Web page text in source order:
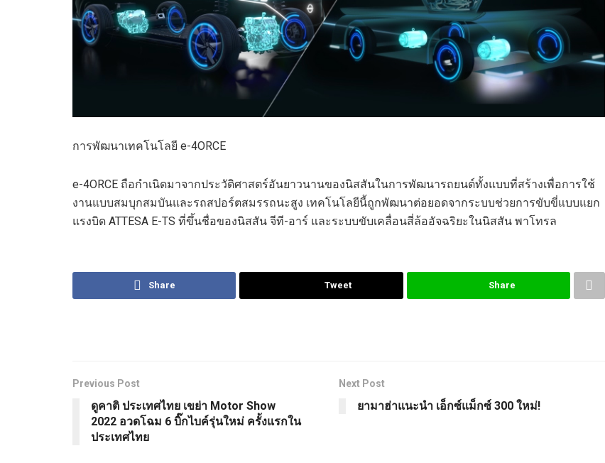
การพัฒนาเทคโนโลยี e-4ORCE
e-4ORCE ถือกำเนิดมาจากประวัติศาสตร์อันยาวนานของนิสสันในการพัฒนารถยนต์ทั้งแบบที่สร้างเพื่อการใช้
งานแบบสมบุกสมบันและรถสปอร์ตสมรรถนะสูง เทคโนโลยีนี้ถูกพัฒนาต่อยอดจากระบบช่วยการขับขี่แบบแยก
แรงบิด ATTESA E-TS ที่ขึ้นชื่อของนิสสัน จีที-อาร์ และระบบขับเคลื่อนสี่ล้ออัจฉริยะในนิสสัน พาโทรล
Share Tweet Share
Previous Post
ดูคาติ ประเทศไทย เขย่า Motor Show
2022 อวดโฉม 6 บิ๊กไบค์รุ่นใหม่ ครั้งแรกใน
ประเทศไทย
Next Post
ยามาฮ่าแนะนำ เอ็กซ์แม็กซ์ 300 ใหม่!